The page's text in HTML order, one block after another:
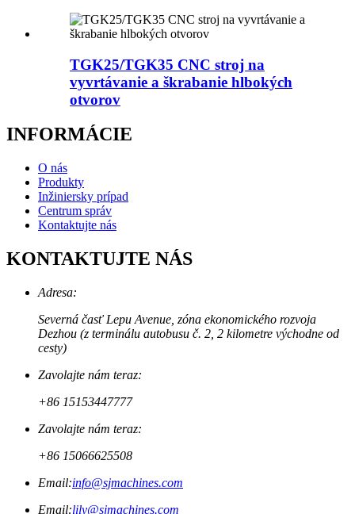
TGK25/TGK35 CNC stroj na
vyvrtávanie a škrabanie hlbokých
otvorov
INFORMÁCIE
O nás
Produkty
Inžiniersky prípad
Centrum správ
Kontaktujte nás
KONTAKTUJTE NÁS
Adresa:
Severná časť Lepu Avenue, zóna ekonomického rozvoja
Dezhou (z terminálu autobusu č. 2, 2 kilometre východne od
cesty)
Zavolajte nám teraz:
+86 15153447777
Zavolajte nám teraz:
+86 15066625508
Email:info@sjmachines.com
Email:lily@sjmachines.com